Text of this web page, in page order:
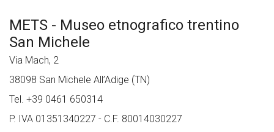
METS - Museo etnografico trentino
San Michele
Via Mach, 2
38098 San Michele All’Adige (TN)
Tel. +39 0461 650314
P. IVA 01351340227 - C.F. 80014030227